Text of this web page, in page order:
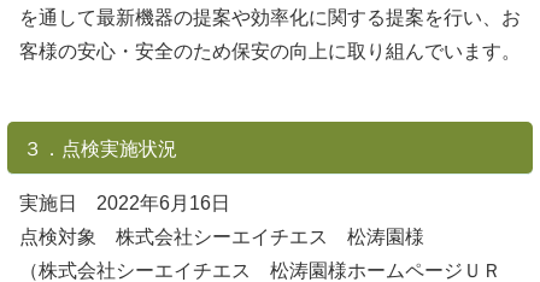
を通して最新機器の提案や効率化に関する提案を行い、お
客様の安心・安全のため保安の向上に取り組んでいます。
３．点検実施状況
実施日 2022年6月16日
点検対象 株式会社シーエイチエス 松涛園様
（株式会社シーエイチエス 松涛園様ホームページＵＲ